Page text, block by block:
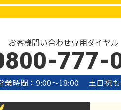
お客様問い合わせ専用ダイヤル
777-
業時間：9:00〜18:00 土日祝も